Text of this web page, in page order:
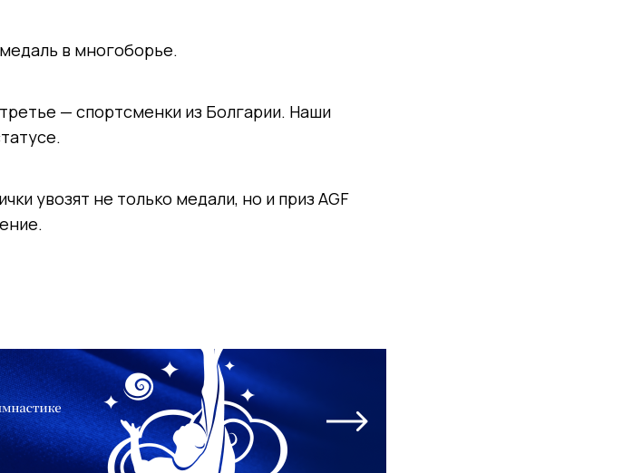
в многоборье.
— спортсменки из Болгарии. Наши
увозят не только медали, но и приз AGF